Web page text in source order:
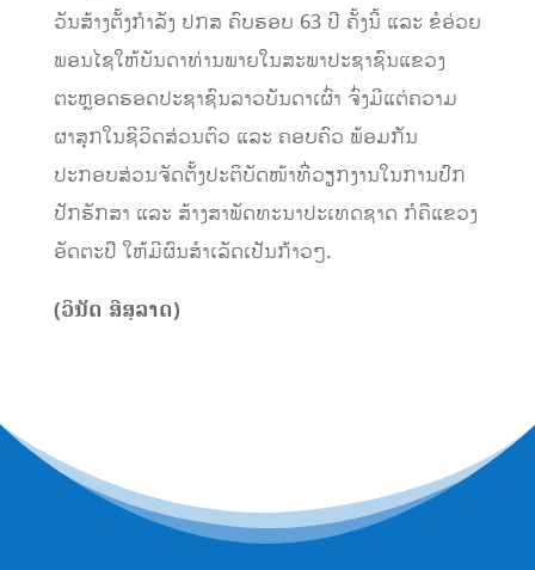
ວັນສ້າງຕັ້ງກຳລັງ ປກສ ຄົບຮອບ 63 ປີ ຄັ້ງນີ້ ແລະ ຂໍອ່ວຍ
ພອນໄຊໃຫ້ບັນດາທ່ານພາຍໃນສະພາປະຊາຊົນແຂວງ
ຕະຫຼອດຮອດປະຊາຊົນລາວບັນດາເຜົ່າ ຈົ່ງມີແຕ່ຄວາມ
ຜາສຸກໃນຊີວິດສ່ວນຕົວ ແລະ ຄອບຄົວ ພ້ອມກັນ
ປະກອບສ່ວນຈັດຕັ້ງປະຕິບັດໜ້າທີ່ວຽກງານໃນການປົກ
ປັກຮັກສາ ແລະ ສ້າງສາພັດທະນາປະເທດຊາດ ກໍຄືແຂວງ
ອັດຕະປື ໃຫ້ມີຜົນສໍາເລັດເປັນກ້າວໆ.
(ວິນັດ ສີສຸລາດ)